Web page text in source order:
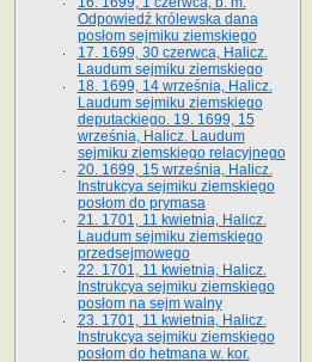
Odpowiedź królewska dana
posłom sejmiku ziemskiego
17. 1699, 30 czerwca, Halicz.
Laudum sejmiku ziemskiego
18. 1699, 14 września, Halicz.
Laudum sejmiku ziemskiego
deputackiego. 19. 1699, 15
września, Halicz. Laudum
sejmiku ziemskiego relacyjnego
20. 1699, 15 września, Halicz.
Instrukcya sejmiku ziemskiego
posłom do prymasa
21. 1701, 11 kwietnia, Halicz.
Laudum sejmiku ziemskiego
przedsejmowego
22. 1701, 11 kwietnia, Halicz.
Instrukcya sejmiku ziemskiego
posłom na sejm walny
23. 1701, 11 kwietnia, Halicz.
Instrukcya sejmiku ziemskiego
posłom do hetmana w. kor.